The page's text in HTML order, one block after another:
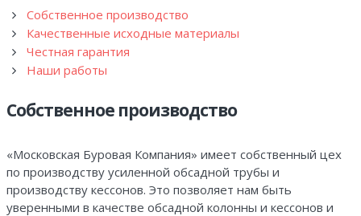
Собственное производство
Качественные исходные материалы
Честная гарантия
Наши работы
Собственное производство
«Московская Буровая Компания» имеет собственный цех
по производству усиленной обсадной трубы и
производству кессонов. Это позволяет нам быть
уверенными в качестве обсадной колонны и кессонов и